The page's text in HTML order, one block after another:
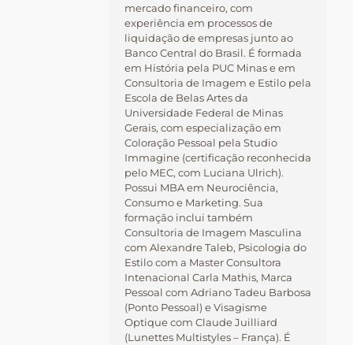
mercado financeiro, com
experiência em processos de
liquidação de empresas junto ao
Banco Central do Brasil. É formada
em História pela PUC Minas e em
Consultoria de Imagem e Estilo pela
Escola de Belas Artes da
Universidade Federal de Minas
Gerais, com especialização em
Coloração Pessoal pela Studio
Immagine (certificação reconhecida
pelo MEC, com Luciana Ulrich).
Possui MBA em Neurociência,
Consumo e Marketing. Sua
formação inclui também
Consultoria de Imagem Masculina
com Alexandre Taleb, Psicologia do
Estilo com a Master Consultora
Intenacional Carla Mathis, Marca
Pessoal com Adriano Tadeu Barbosa
(Ponto Pessoal) e Visagisme
Optique com Claude Juilliard
(Lunettes Multistyles – França). É